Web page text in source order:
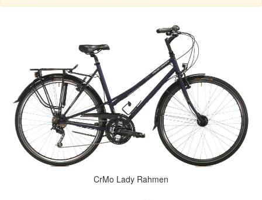
CrMo Lady Rahmen